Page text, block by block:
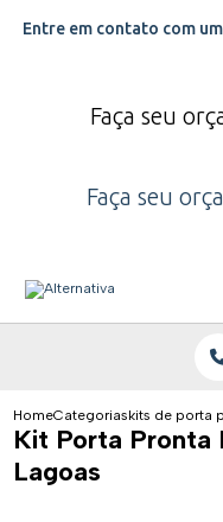
Entre em contato com
Faça seu
Faça seu
HomeCategoriaskits de porta
Kit Porta Pronta
Lagoas